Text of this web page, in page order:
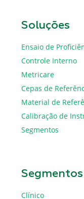
Soluções
Ensaio de
Controle Interno
Metricare
Cepas de
Material de
Calibração de
Segmentos
Segmentos
Clínico